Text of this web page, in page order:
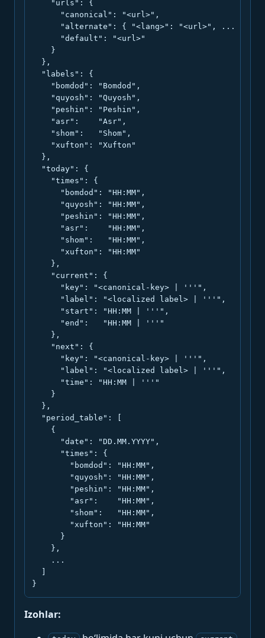
    "urls": {
      "canonical": "<url>",
      "alternate": { "<lang>": "<url>", ... },
      "default": "<url>"
    }
  },
  "labels": {
    "bomdod": "Bomdod",
    "quyosh": "Quyosh",
    "peshin": "Peshin",
    "asr":    "Asr",
    "shom":   "Shom",
    "xufton": "Xufton"
  },
  "today": {
    "times": {
      "bomdod": "HH:MM",
      "quyosh": "HH:MM",
      "peshin": "HH:MM",
      "asr":    "HH:MM",
      "shom":   "HH:MM",
      "xufton": "HH:MM"
    },
    "current": {
      "key": "<canonical-key> | '''",
      "label": "<localized label> | '''",
      "start": "HH:MM | '''",
      "end":   "HH:MM | '''"
    },
    "next": {
      "key": "<canonical-key> | '''",
      "label": "<localized label> | '''",
      "time": "HH:MM | '''"
    }
  },
  "period_table": [
    {
      "date": "DD.MM.YYYY",
      "times": {
        "bomdod": "HH:MM",
        "quyosh": "HH:MM",
        "peshin": "HH:MM",
        "asr":    "HH:MM",
        "shom":   "HH:MM",
        "xufton": "HH:MM"
      }
    },
    ...
}
Izohlar: